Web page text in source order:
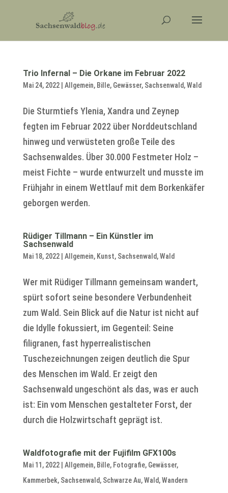
Trio Infernal – Die Orkane im Februar 2022
Mai 24, 2022| Allgemein, Bille, Gewässer, Sachsenwald,Wald
Die Sturmtiefs Ylenia, Xandra und Zeynep
fegten im Februar 2022 über Norddeutschland
hinweg und verwüsteten große Teile des
Sachsenwaldes. Über 30.000 Festmeter Holz –
meist Fichte – wurde entwurzelt und musste im
Frühjahr in einem Wettlauf mit dem Borkenkäfer
geborgen werden.
Rüdiger Tillmann – Ein Künstler im
Sachsenwald
Mai 18, 2022| Allgemein, Kunst, Sachsenwald,Wald
Wer mit Rüdiger Tillmann gemeinsam wandert,
spürt sofort seine besondere Verbundenheit
zum Wald. Sein Blick auf die Natur ist nicht auf
die Idylle fokussiert, im Gegenteil: Seine
filigranen, fast hyperrealistischen
Tuschezeichnungen zeigen deutlich die Spur
des Menschen im Wald. Er zeigt den
Sachsenwald ungeschönt als das, was er auch
ist: Ein vom Menschen gestalteter Forst, der
durch die Holzwirtschaft geprägt ist.
Waldfotografie mit der Fujifilm GFX100s
Mai 11, 2022| Allgemein, Bille, Fotografie, Gewässer,
Kammerbek, Sachsenwald, Schwarze Au,Wald,Wandern